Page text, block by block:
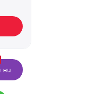
ни